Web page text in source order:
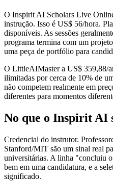
O Inspirit AI Scholars Live
instrução. Isso é US$ 56/hora.
disponíveis. As sessões
programa termina com um
uma peça de portfólio para
O LittleAIMaster a US$ 359,88/
ilimitadas por cerca de 10% de
não competem realmente em
diferentes para momentos
No que o Inspirit AI
Credencial do instrutor.
Stanford/MIT são um sinal real
universitárias. A linha "concluiu
bem em uma candidatura, e a
significado.